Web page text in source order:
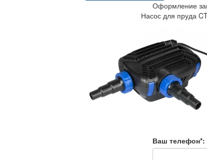
Оформление
Насос для пруда
Ваш телефон*: